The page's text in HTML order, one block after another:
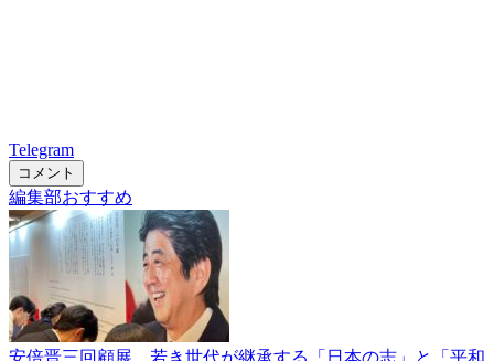
Telegram
コメント
編集部おすすめ
安倍晋三回顧展 若き世代が継承する「日本の志」と「平和